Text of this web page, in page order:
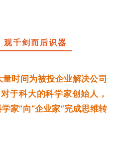
观千剑而后识器
时间为被投企业解决公司
于科大的科学家创始人，
家”向“企业家”完成思维转